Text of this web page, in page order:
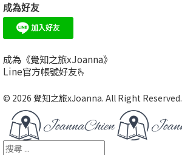
成為好友
成為《覺知之旅xJoanna》
Line官方帳號好友🫰
© 2026 覺知之旅xJoanna. All Right Reserved.